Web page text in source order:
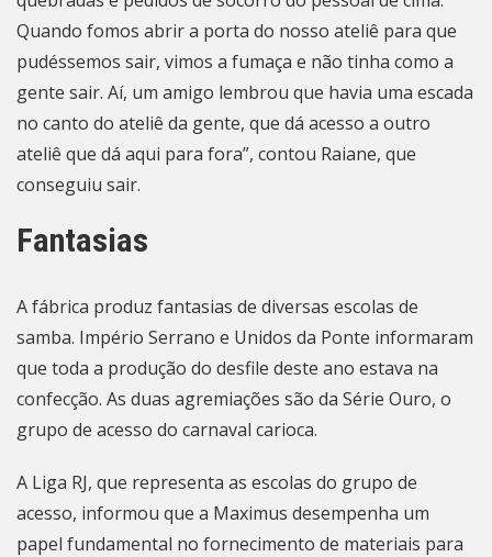
Quando fomos abrir a porta do nosso ateliê para que
pudéssemos sair, vimos a fumaça e não tinha como a
gente sair. Aí, um amigo lembrou que havia uma escada
no canto do ateliê da gente, que dá acesso a outro
ateliê que dá aqui para fora”, contou Raiane, que
conseguiu sair.
Fantasias
A fábrica produz fantasias de diversas escolas de
samba. Império Serrano e Unidos da Ponte informaram
que toda a produção do desfile deste ano estava na
confecção. As duas agremiações são da Série Ouro, o
grupo de acesso do carnaval carioca.
A Liga RJ, que representa as escolas do grupo de
acesso, informou que a Maximus desempenha um
papel fundamental no fornecimento de materiais para